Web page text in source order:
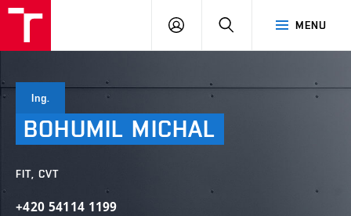
MENU
PŘIHLÁSIT
Ing.
BOHUMIL MICHAL
FIT, CVT
+420 54114 1199